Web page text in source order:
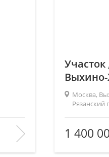
—
—/—
Участок
Москва,
Рязанский
Количество
Этаж:
1 400